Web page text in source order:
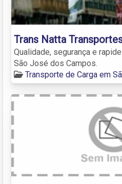
Trans Natta
Qualidade, segurança e
São José dos Campos.
Transporte de Carga em